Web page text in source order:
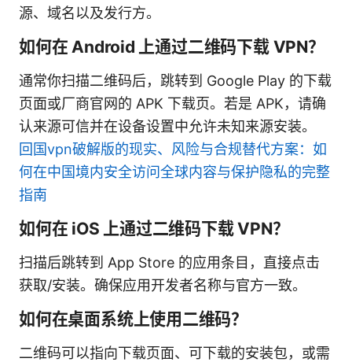
源、域名以及发行方。
如何在 Android 上通过二维码下载 VPN？
通常你扫描二维码后，跳转到 Google Play 的下载
页面或厂商官网的 APK 下载页。若是 APK，请确
认来源可信并在设备设置中允许未知来源安装。
回国vpn破解版的现实、风险与合规替代方案：如
何在中国境内安全访问全球内容与保护隐私的完整
指南
如何在 iOS 上通过二维码下载 VPN？
扫描后跳转到 App Store 的应用条目，直接点击
获取/安装。确保应用开发者名称与官方一致。
如何在桌面系统上使用二维码？
二维码可以指向下载页面、可下载的安装包，或需